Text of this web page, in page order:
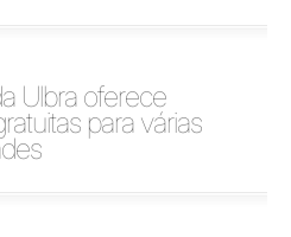
Ulbra oferece
para várias